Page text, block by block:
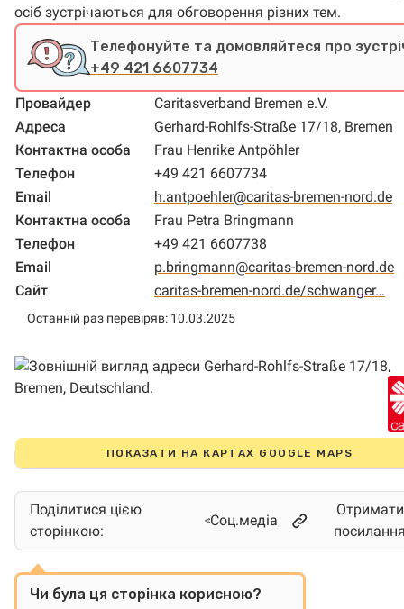
осіб зустрічаються для обговорення різних тем.
Телефонуйте та домовляйтеся про
+49 421 6607734
Провайдер
Caritasverband Bremen e.V.
Адреса
Gerhard-Rohlfs-Straße 17/18, Bremen
Контактна особа
Frau Henrike Antpöhler
Телефон
+49 421 6607734
Email
h.antpoehler@caritas-bremen-nord.de
Контактна особа
Frau Petra Bringmann
Телефон
+49 421 6607738
Email
p.bringmann@caritas-bremen-nord.de
Сайт
caritas-bremen-nord.de/schwanger…
Останній раз перевіряв: 10.03.2025
ПОКАЗАТИ НА КАРТАХ GOOGLE MAPS
Поділитися цією
сторінкою:
Соц.медіа
Отримати
Чи була ця сторінка корисною?